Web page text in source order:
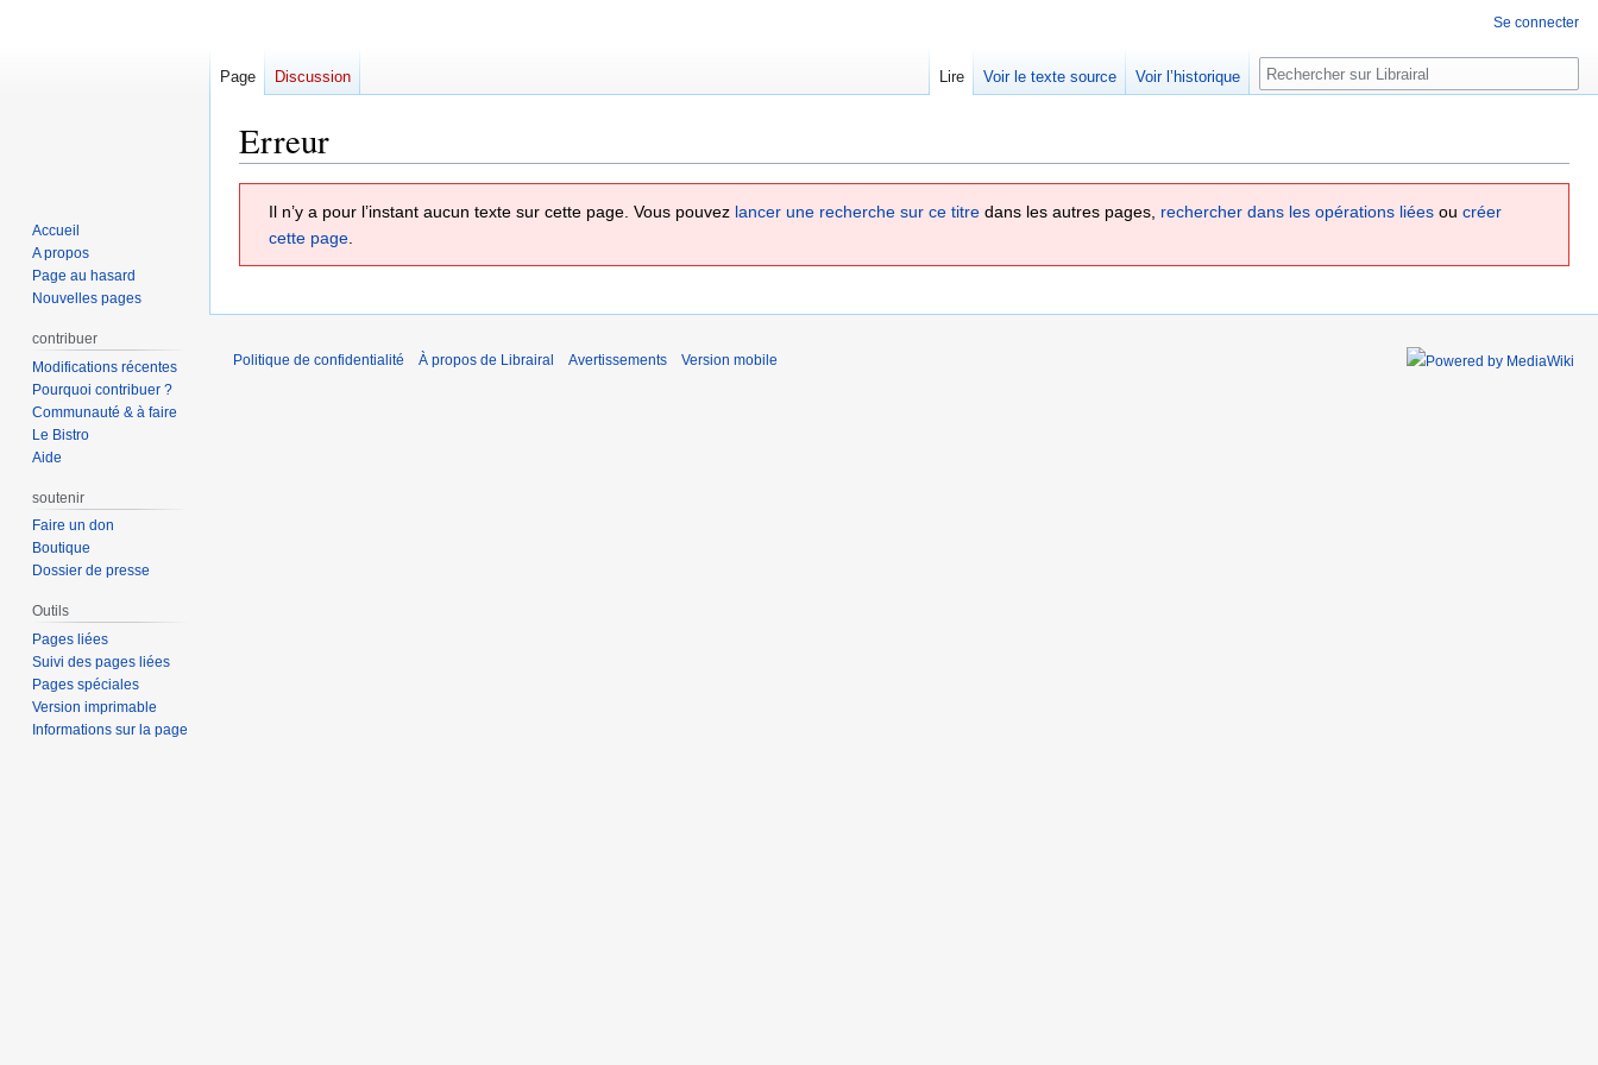
Erreur
Il n’y a pour l’instant aucun texte sur cette page. Vous pouvez lancer une recherche sur ce titre dans les autres pages, rechercher dans les opérations liées ou créer
cette page.
Se connecter
Page Discussion Lire Voir le texte source Voir l’historique Rechercher
Accueil
A propos
Page au hasard
Nouvelles pages
contribuer
Modifications récentes
Pourquoi contribuer ?
Communauté & à faire
Le Bistro
Aide
soutenir
Faire un don
Boutique
Dossier de presse
Outils
Pages liées
Suivi des pages liées
Pages spéciales
Version imprimable
Informations sur la page
Politique de confidentialité À propos de Librairal Avertissements Version mobile